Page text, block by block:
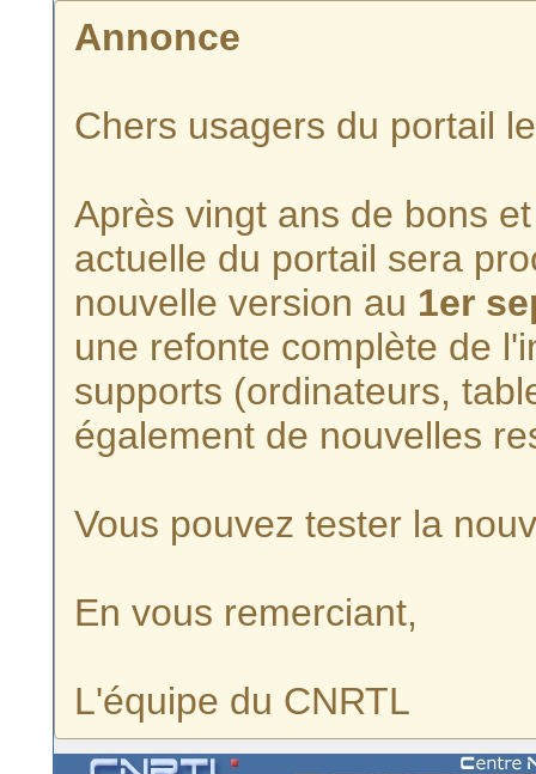
Annonce
Chers usagers du portail
Après vingt ans de bons
actuelle du portail sera
nouvelle version au 1er
une refonte complète de
supports (ordinateurs,
également de nouvelles
Vous pouvez tester la
En vous remerciant,
L'équipe du CNRTL